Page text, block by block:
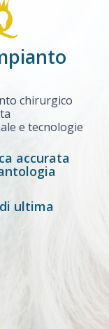
chirurgico
e tecnologie
accurata
ultima